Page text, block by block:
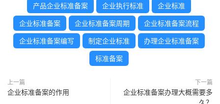
产品企业标准备案 企业执行标准 企业标准
企业标准备案 企业标准备案周期 企业标准备案流程
企业标准备案编写 制定企业标准 办理企业标准备案
标准备案
上一篇
企业标准备案的作用
下一篇
企业标准备案办理大概需要多
久？